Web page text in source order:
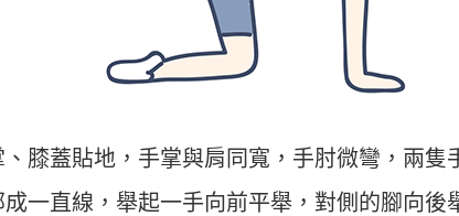
膝蓋貼地，手掌與肩同寬，手肘微彎，兩隻
一直線，舉起一手向前平舉，對側的腳向後